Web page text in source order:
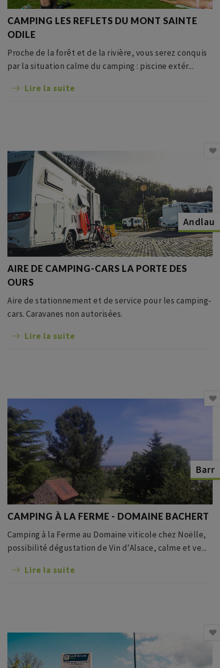
CAMPING LES REFLETS DU MONT SAINTE
ODILE
Proche de la forêt et de la rivière, vous serez conquis
par la situation calme du camping : piscine extér...
Lire la suite
Andlau
AIRE DE CAMPING-CARS LA PORTE DES
OURS
Aire de stationnement et de service pour les camping-
cars. Caravanes non autorisées.
Lire la suite
Barr
CAMPING À LA FERME - DOMAINE BACHERT
Camping à la Ferme au Domaine viticole chez Noëlle,
possibilité dégustation de Vin d'Alsace, calme et ve...
Lire la suite